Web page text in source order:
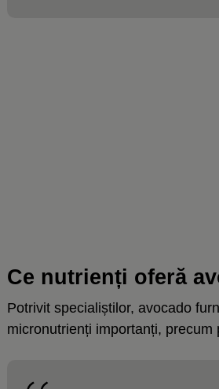
Ce nutrienți oferă
Potrivit specialiștilor, avocado
micronutrienți importanți,